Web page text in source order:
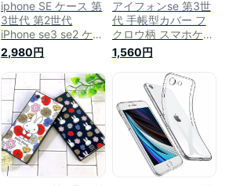
iphone SE ケース 第
3世代 第2世代
iPhone se3 se2 ケー
ス iphonese2ケース
iphone8 iphone7
iphone SE ケース
se2 iphone 8 アイフ
ォン8 カバー 6s ア
イフォン7 スマホケ
ース おしゃれ スト
ラップ付き iphone
ケース iphoneケース
可愛い 猫 cocotte
2,980円
アイフォンse 第3世
代 手帳型カバー フ
クロウ柄 スマホケー
ス 手帳型 iphone8
手帳型 ケース カバ
ー iphone se 第2世
代 ケース iPhone7
アイホンSE 2022
2020 ケース 第三世
代 アイフォン 8Plus
アイフォン7Plus
8plus 手帳 ケース ス
タンド 花柄 フクロ
1,560円